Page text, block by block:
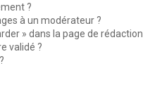
?
à un modérateur ?
» dans la page de
validé ?